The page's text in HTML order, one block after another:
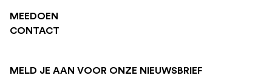
MEEDOEN
CONTACT
MELD JE AAN VOOR ONZE NIEUWSBRIEF